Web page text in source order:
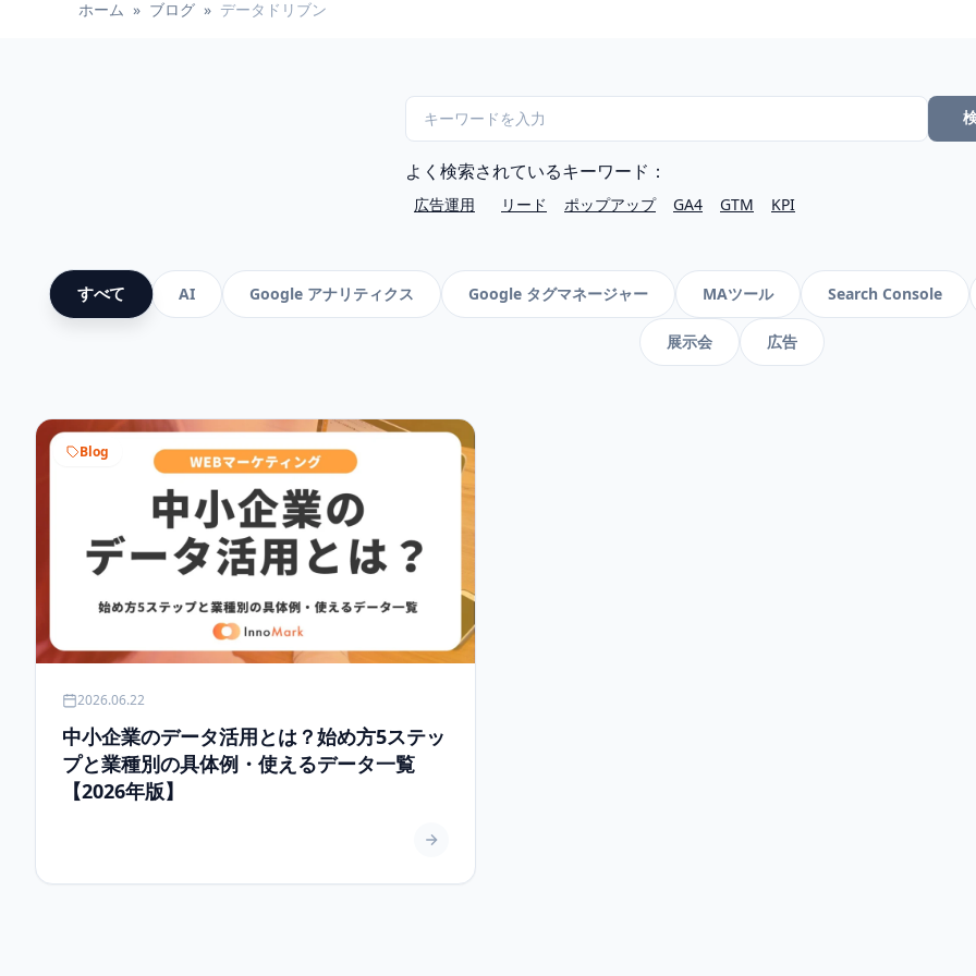
ホーム » ブログ » データドリブン
よく検索されているキーワード：
広告運用 リード ポップアップ GA4 GTM KPI
すべて AI Google アナリティクス Google タグマネージャー MAツール Search Console
展示会 広告
Blog
2026.06.22
中小企業のデータ活用とは？始め方5ステッ
プと業種別の具体例・使えるデータ一覧
【2026年版】